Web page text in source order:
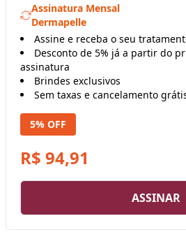
Assinatura Mensal
Dermapelle
Assine e receba o seu
Desconto de 5% já a partir do
assinatura
Brindes exclusivos
Sem taxas e cancelamento
5% OFF
R$ 94,91
ASSINAR